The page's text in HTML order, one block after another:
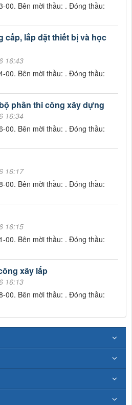
00. Bên mời thầu: . Đóng thầu:
cấp, lắp đặt thiết bị và học
16:43
00. Bên mời thầu: . Đóng thầu:
phần thi công xây dựng
16:34
00. Bên mời thầu: . Đóng thầu:
16:17
00. Bên mời thầu: . Đóng thầu:
16:15
00. Bên mời thầu: . Đóng thầu:
xây lắp
16:13
00. Bên mời thầu: . Đóng thầu: